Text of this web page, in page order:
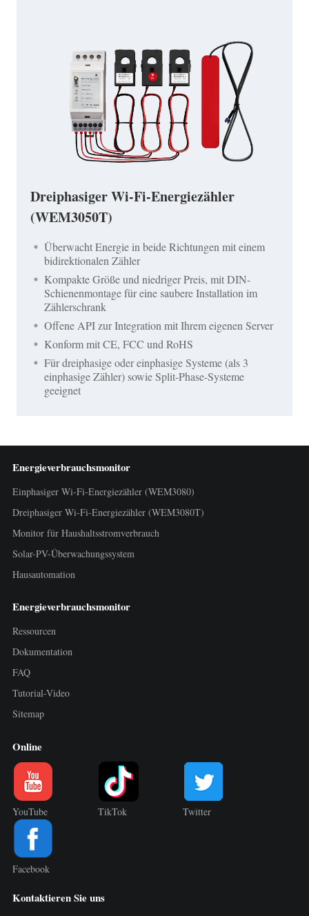
Dreiphasiger Wi-Fi-Energiezähler
(WEM3050T)
Überwacht Energie in beide Richtungen mit einem
bidirektionalen Zähler
Kompakte Größe und niedriger Preis, mit DIN-
Schienenmontage für eine saubere Installation im
Zählerschrank
Offene API zur Integration mit Ihrem eigenen Server
Konform mit CE, FCC und RoHS
Für dreiphasige oder einphasige Systeme (als 3
einphasige Zähler) sowie Split-Phase-Systeme
geeignet
Energieverbrauchsmonitor
Einphasiger Wi-Fi-Energiezähler (WEM3080)
Dreiphasiger Wi-Fi-Energiezähler (WEM3080T)
Monitor für Haushaltsstromverbrauch
Solar-PV-Überwachungssystem
Hausautomation
Energieverbrauchsmonitor
Ressourcen
Dokumentation
FAQ
Tutorial-Video
Sitemap
Online
YouTube TikTok Twitter
Facebook
Kontaktieren Sie uns